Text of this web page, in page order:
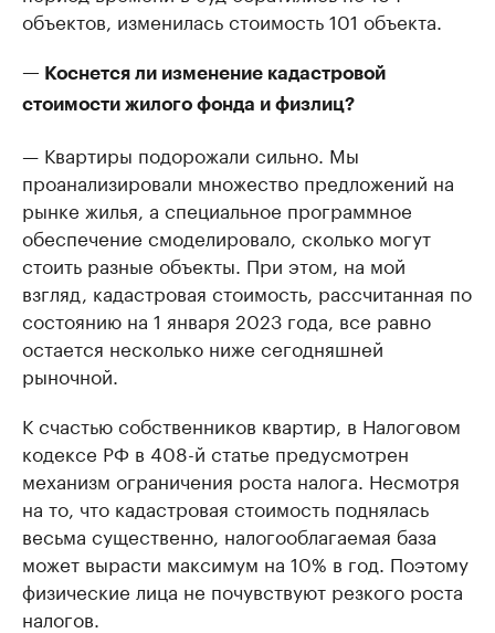
объектов, изменилась стоимость 101 объекта.
— Коснется ли изменение кадастровой
стоимости жилого фонда и физлиц?
— Квартиры подорожали сильно. Мы
проанализировали множество предложений на
рынке жилья, а специальное программное
обеспечение смоделировало, сколько могут
стоить разные объекты. При этом, на мой
взгляд, кадастровая стоимость, рассчитанная по
состоянию на 1 января 2023 года, все равно
остается несколько ниже сегодняшней
рыночной.
К счастью собственников квартир, в Налоговом
кодексе РФ в 408-й статье предусмотрен
механизм ограничения роста налога. Несмотря
на то, что кадастровая стоимость поднялась
весьма существенно, налогооблагаемая база
может вырасти максимум на 10% в год. Поэтому
физические лица не почувствуют резкого роста
налогов.